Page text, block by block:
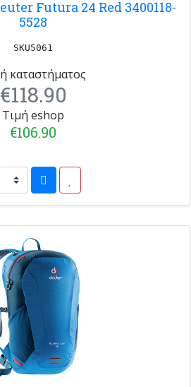
Futura 24 Red 3400118-
5528
SKU5061
καταστήματος
€118.90
Τιμή eshop
€106.90